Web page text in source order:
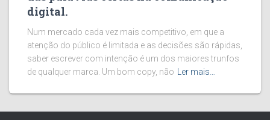
digital.
Num mercado cada vez mais competitivo, em que a
atenção do público é limitada e as decisões são rápidas,
saber escrever com intenção é um dos maiores trunfos
de qualquer marca. Um bom copy, não Ler mais…